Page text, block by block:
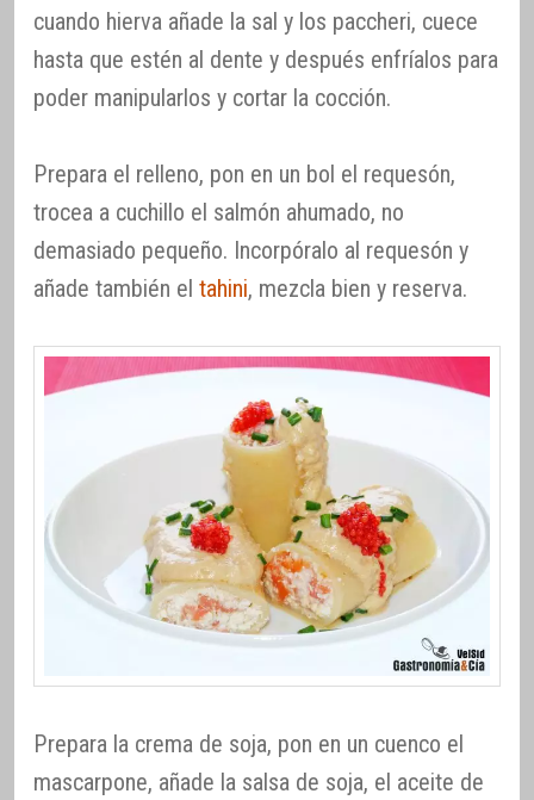
cuando hierva añade la sal y los paccheri, cuece
hasta que estén al dente y después enfríalos para
poder manipularlos y cortar la cocción.
Prepara el relleno, pon en un bol el requesón,
trocea a cuchillo el salmón ahumado, no
demasiado pequeño. Incorpóralo al requesón y
añade también el tahini, mezcla bien y reserva.
Prepara la crema de soja, pon en un cuenco el
mascarpone, añade la salsa de soja, el aceite de